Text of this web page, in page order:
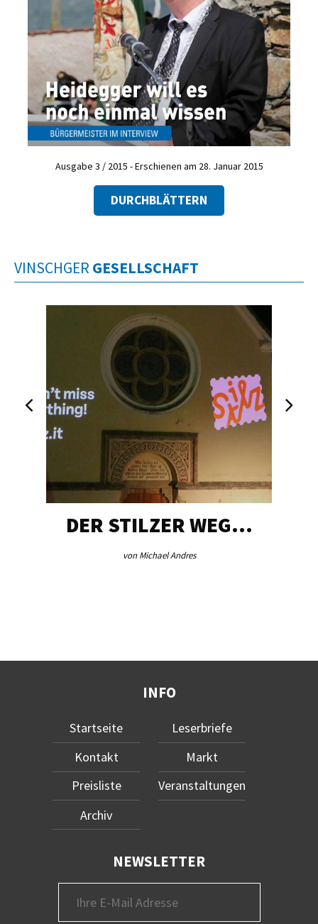
Ausgabe 3 / 2015 - Erschienen am 28. Januar 2015
DURCHBLÄTTERN
VINSCHGER GESELLSCHAFT
DER STILZER WEG…
von Michael Andres
INFO
Startseite
Kontakt
Preisliste
Archiv
Leserbriefe
Markt
Veranstaltungen
NEWSLETTER